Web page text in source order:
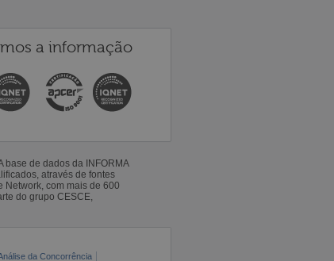
a informação
base de dados da INFORMA
através de fontes
com mais de 600
do grupo CESCE,
da Concorrência